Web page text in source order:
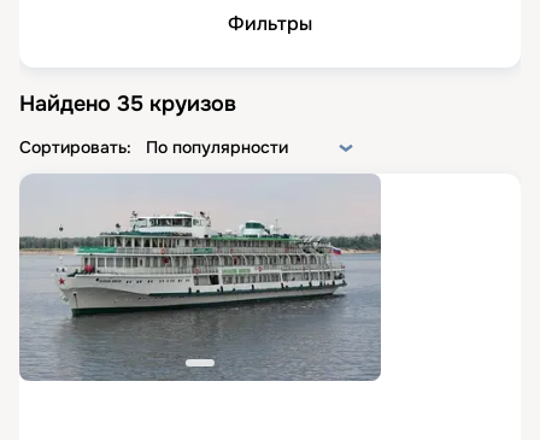
Фильтры
Найдено 35 круизов
Сортировать: По популярности